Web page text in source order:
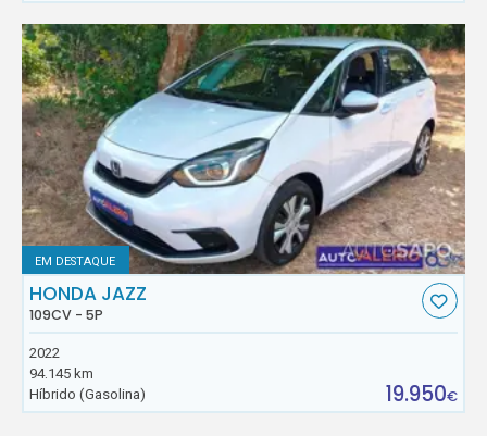
EM DESTAQUE
HONDA JAZZ
109CV - 5P
2022
94.145 km
Híbrido (Gasolina)
19.950€